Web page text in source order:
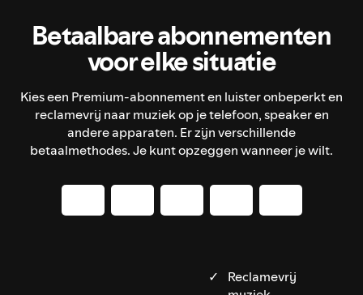
Betaalbare abonnementen
voor elke situatie
Kies een Premium-abonnement en luister onbeperkt en
reclamevrij naar muziek op je telefoon, speaker en
andere apparaten. Er zijn verschillende
betaalmethodes. Je kunt opzeggen wanneer je wilt.
Reclamevrij